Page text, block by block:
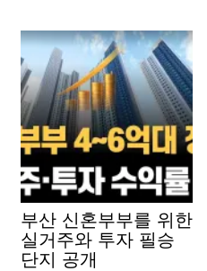
부산 신혼부부를 위한
실거주와 투자 필승
단지 공개